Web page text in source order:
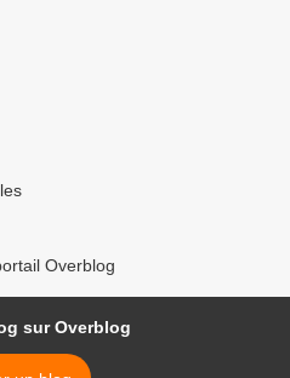
Overblog
sur Overblog